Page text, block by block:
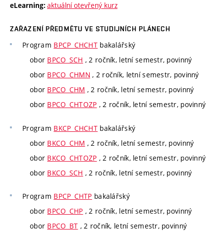
eLearning: aktuální otevřený kurz
ZAŘAZENÍ PŘEDMĚTU VE STUDIJNÍCH PLÁNECH
Program BPCP_CHCHT bakalářský
obor BPCO_SCH , 2 ročník, letní semestr, povinný
obor BPCO_CHMN , 2 ročník, letní semestr, povinný
obor BPCO_CHM , 2 ročník, letní semestr, povinný
obor BPCO_CHTOZP , 2 ročník, letní semestr, povinný
Program BKCP_CHCHT bakalářský
obor BKCO_CHM , 2 ročník, letní semestr, povinný
obor BKCO_CHTOZP , 2 ročník, letní semestr, povinný
obor BKCO_SCH , 2 ročník, letní semestr, povinný
Program BPCP_CHTP bakalářský
obor BPCO_CHP , 2 ročník, letní semestr, povinný
obor BPCO_BT , 2 ročník, letní semestr, povinný